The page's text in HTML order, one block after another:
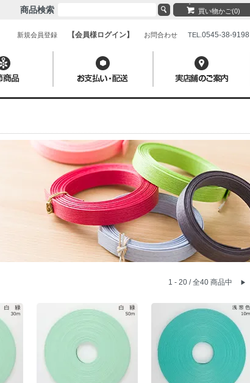
買い物かご(0)
商品検索
新規会員登録 【会員様ログイン】 お問合わせ TEL. 0545-38-9198
1 - 20 / 全40 商品中 ▶